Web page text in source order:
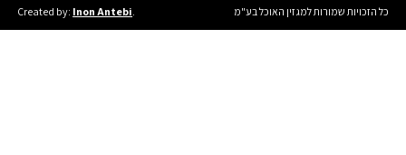
Created by: Inon Antebi. כל הזכויות שמורות למגזין האוכל בע"מ